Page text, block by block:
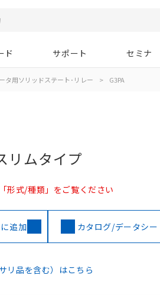
ド サポート セミナ
タ用ソリッドステート･リレー > G3PA
リムタイプ
形式/種類」をご覧ください
追加 カタログ/データシ
リ品を含む）はこちら